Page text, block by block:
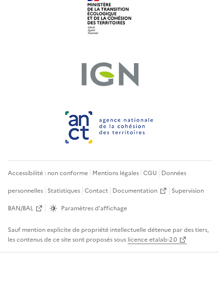
Accessibilité : non conforme Mentions légales CGU
Données
personnelles Statistiques Contact Documentation
Supervision
BAN/BAL
Paramètres d'affichage
Sauf mention explicite de propriété intellectuelle détenue par des tiers,
les contenus de ce site sont proposés sous licence etalab-2.0